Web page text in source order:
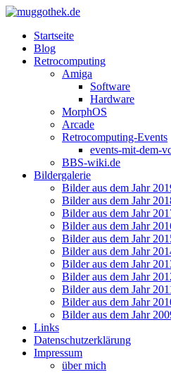
Startseite
Blog
Retrocomputing
Amiga
Software
Hardware
MorphOS
Arcade
Retrocomputing-Events
events-mit-dem-
BBS-wiki.de
Bildergalerie
Bilder aus dem Jahr
Bilder aus dem Jahr
Bilder aus dem Jahr
Bilder aus dem Jahr
Bilder aus dem Jahr
Bilder aus dem Jahr
Bilder aus dem Jahr
Bilder aus dem Jahr
Bilder aus dem Jahr
Bilder aus dem Jahr
Bilder aus dem Jahr
Links
Datenschutzerklärung
Impressum
über mich